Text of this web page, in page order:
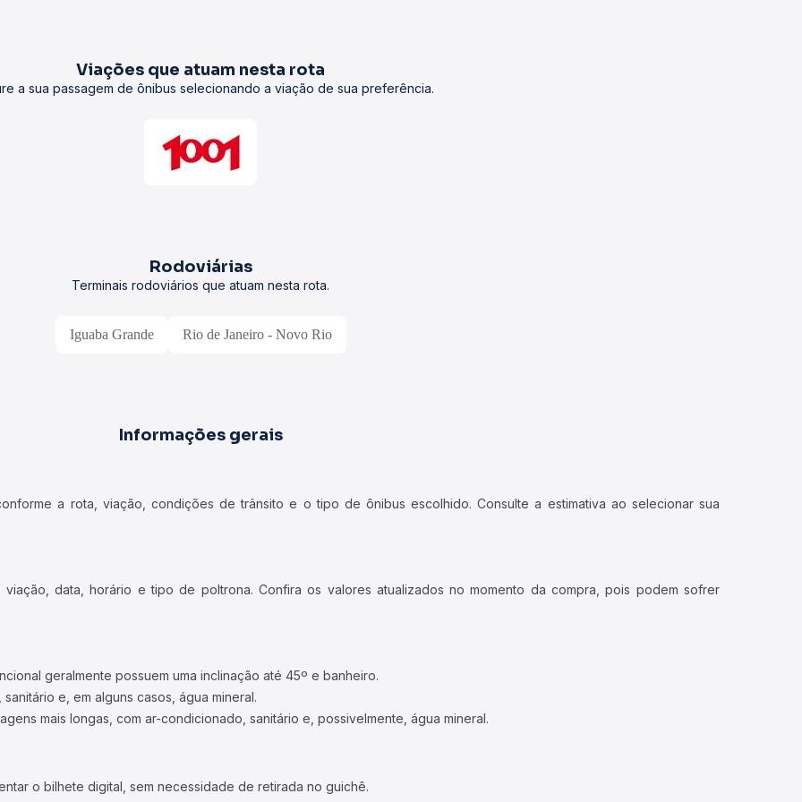
Viações que atuam nesta rota
a sua passagem de ônibus selecionando a viação de sua preferência.
Rodoviárias
Terminais rodoviários que atuam nesta rota.
Iguaba Grande Rio de Janeiro - Novo Rio
Informações gerais
a rota, viação, condições de trânsito e o tipo de ônibus escolhido. Consulte a estimativa ao selecionar sua
data, horário e tipo de poltrona. Confira os valores atualizados no momento da compra, pois podem sofrer
geralmente possuem uma inclinação até 45º e banheiro.
e, em alguns casos, água mineral.
mais longas, com ar-condicionado, sanitário e, possivelmente, água mineral.
o bilhete digital, sem necessidade de retirada no guichê.